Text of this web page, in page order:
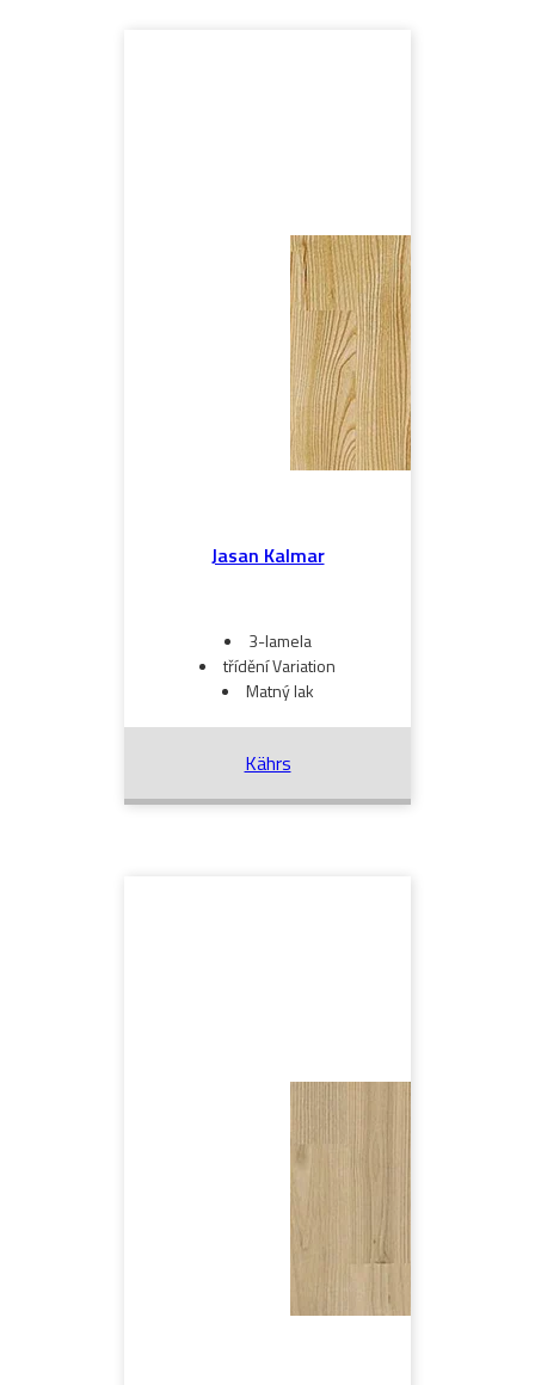
Jasan Kalmar
3-lamela
třídění Variation
Matný lak
Kährs